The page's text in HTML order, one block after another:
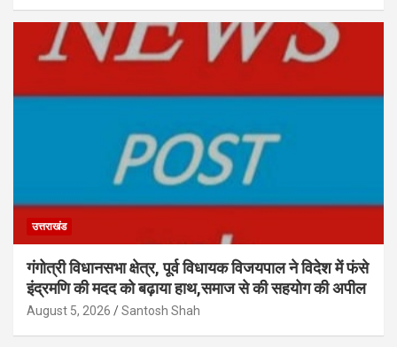
उत्तराखंड
गंगोत्री विधानसभा क्षेत्र, पूर्व विधायक विजयपाल ने विदेश में फंसे
इंद्रमणि की मदद को बढ़ाया हाथ,समाज से की सहयोग की अपील
August 5, 2026 Santosh Shah